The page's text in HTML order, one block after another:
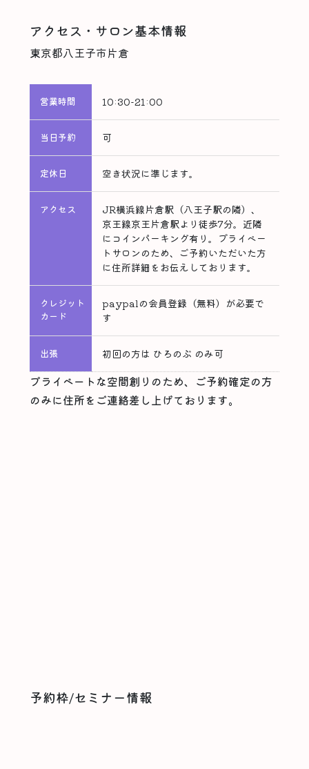
アクセス・サロン基本情報
東京都八王子市片倉
営業時間 10:30-21:00
当日予約 可
定休日 空き状況に準じます。
アクセス
JR横浜線片倉駅（八王子駅の隣）、
京王線京王片倉駅より徒歩7分。近隣
にコインパーキング有り。プライベー
トサロンのため、ご予約いただいた方
に住所詳細をお伝えしております。
クレジット
カード
paypalの会員登録（無料）が必要で
す
出張 初回の方は ひろのぶ のみ可
プライベートな空間創りのため、ご予約確定の方
のみに住所をご連絡差し上げております。
予約枠/セミナー情報